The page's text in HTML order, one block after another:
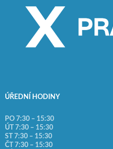
ÚŘEDNÍ HODINY
PO 7:30 – 15:30
ÚT 7:30 – 15:30
ST 7:30 – 15:30
ČT 7:30 – 15:30